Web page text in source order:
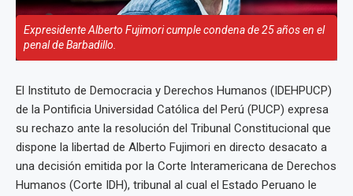
Expresidente Alberto Fujimori cumple condena de 25 años en el
penal de Barbadillo.
El Instituto de Democracia y Derechos Humanos (IDEHPUCP)
de la Pontificia Universidad Católica del Perú (PUCP) expresa
su rechazo ante la resolución del Tribunal Constitucional que
dispone la libertad de Alberto Fujimori en directo desacato a
una decisión emitida por la Corte Interamericana de Derechos
Humanos (Corte IDH), tribunal al cual el Estado Peruano le